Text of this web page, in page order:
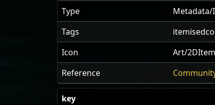
Type
Metadata/
Tags
Icon
Art/
Reference
key